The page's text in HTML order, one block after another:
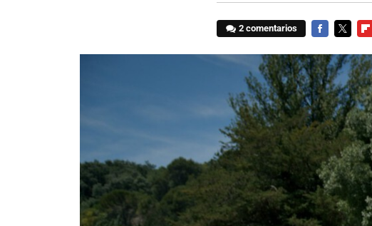
2 comentarios